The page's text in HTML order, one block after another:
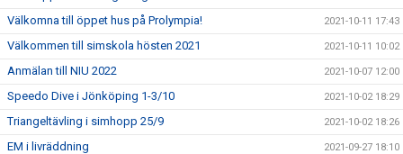
Välkomna till öppet hus på Prolympia! 2021-10-11 17:43
Välkommen till simskola hösten 2021 2021-10-11 10:02
Anmälan till NIU 2022 2021-10-07 12:00
Speedo Dive i Jönköping 1-3/10 2021-10-02 18:29
Triangeltävling i simhopp 25/9 2021-10-02 18:26
EM i livräddning 2021-09-27 18:10